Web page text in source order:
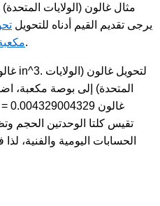
مثال غالون (الولايات
بوصة مكعبة [in^3], يرجى تقديم القيم أدناه للتحويل
.
الحسابات اليومية والفنية،